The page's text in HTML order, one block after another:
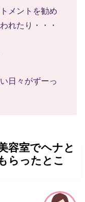
メントを勧め
れたり・・・
日々がずーっ
容室でヘナと
らったとこ